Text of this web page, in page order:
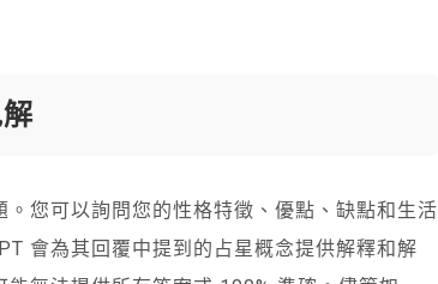
您可以詢問您的性格特徵、優點、缺點和生活
會為其回覆中提到的占星概念提供解釋和解